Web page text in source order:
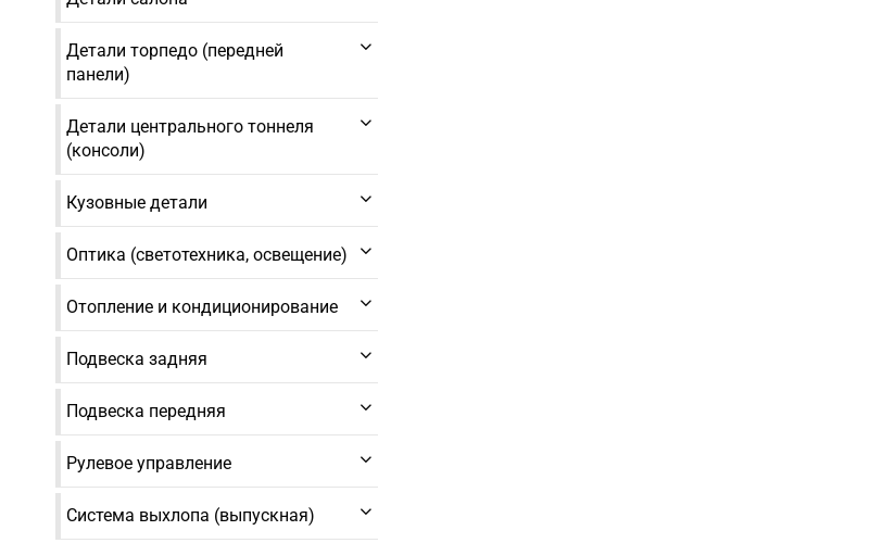
Детали торпедо (передней
панели)
Детали центрального тоннеля
(консоли)
Кузовные детали
Оптика (светотехника, освещение)
Отопление и кондиционирование
Подвеска задняя
Подвеска передняя
Рулевое управление
Система выхлопа (выпускная)